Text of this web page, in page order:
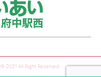
2021 All Right Reserved.